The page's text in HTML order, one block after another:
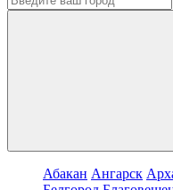
Абакан Ангарск